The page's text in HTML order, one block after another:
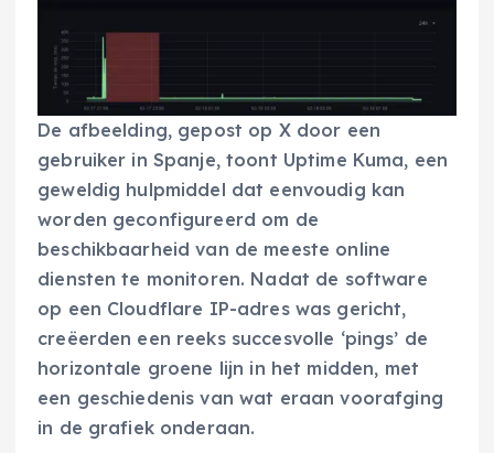
De afbeelding, gepost op X door een
gebruiker in Spanje, toont Uptime Kuma, een
geweldig hulpmiddel dat eenvoudig kan
worden geconfigureerd om de
beschikbaarheid van de meeste online
diensten te monitoren. Nadat de software
op een Cloudflare IP-adres was gericht,
creëerden een reeks succesvolle ‘pings’ de
horizontale groene lijn in het midden, met
een geschiedenis van wat eraan voorafging
in de grafiek onderaan.